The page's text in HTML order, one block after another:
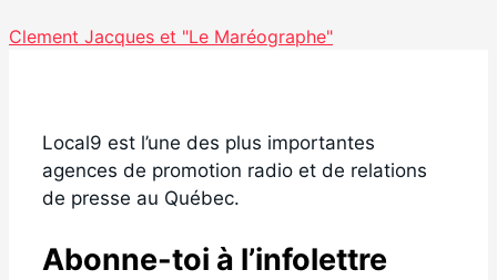
Clement Jacques et "Le Maréographe"
Local9 est l’une des plus importantes
agences de promotion radio et de relations
de presse au Québec.
Abonne-toi à l’infolettre